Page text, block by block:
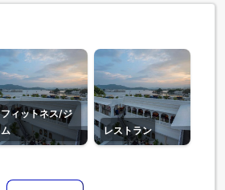
フィットネス/ジ
ム
レストラン